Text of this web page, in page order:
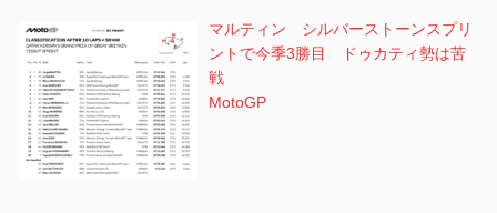
マルティン シルバーストーンスプリ
ントで今季3勝目 ドゥカティ勢は苦
戦
MotoGP